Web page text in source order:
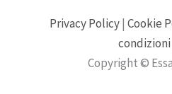
Privacy Policy| Cookie
condizioni
Copyright ©